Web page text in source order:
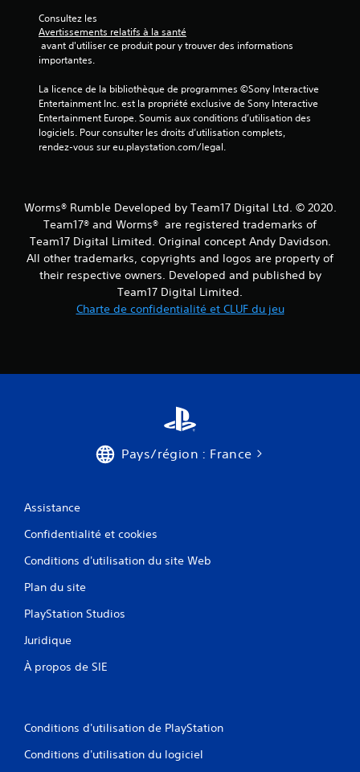
5
7
v
i
s
Consultez les
Avertissements relatifs à la santé
importantes.
La licence de la bibliothèque de programmes ©Sony Interactive
Entertainment Inc. est la propriété exclusive de Sony Interactive
Entertainment Europe. Soumis aux conditions d’utilisation des
logiciels. Pour consulter les droits d’utilisation complets,
rendez-vous sur eu.playstation.com/legal.
Worms® Rumble Developed by Team17 Digital Ltd. © 2020.
Team17® and Worms® are registered trademarks of
Team17 Digital Limited. Original concept Andy Davidson.
All other trademarks, copyrights and logos are property of
their respective owners. Developed and published by
Team17 Digital Limited.
Charte de confidentialité et CLUF du jeu
Pays/région : France
Assistance
Confidentialité et cookies
Conditions d'utilisation du site Web
Plan du site
PlayStation Studios
Juridique
À propos de SIE
Conditions d'utilisation de PlayStation
Conditions d'utilisation du logiciel